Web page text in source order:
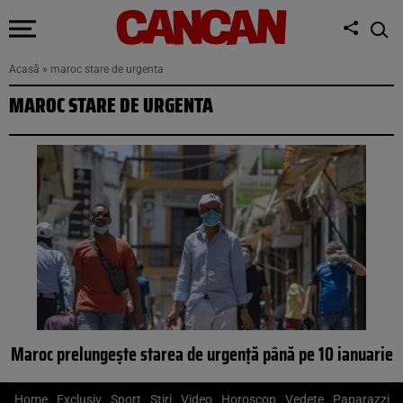
Acasă » maroc stare de urgenta
MAROC STARE DE URGENTA
Maroc prelungește starea de urgență până pe 10 ianuarie
Home Exclusiv Sport Știri Video Horoscop Vedete Paparazzi